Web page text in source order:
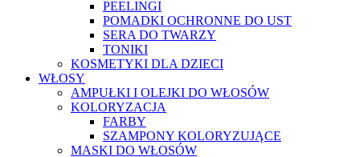
PEELINGI
POMADKI OCHRONNE DO UST
SERA DO TWARZY
TONIKI
KOSMETYKI DLA DZIECI
WŁOSY
AMPUŁKI I OLEJKI DO WŁOSÓW
KOLORYZACJA
FARBY
SZAMPONY KOLORYZUJĄCE
MASKI DO WŁOSÓW